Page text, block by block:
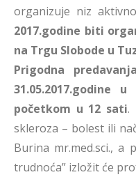
organizuje niz
2017.godine biti
na Trgu Slobode u
Prigodna
31.05.2017.godine
početkom u 12 sati.
skleroza – bolest ili
Burina mr.med.sci., a
trudnoća” izložit će